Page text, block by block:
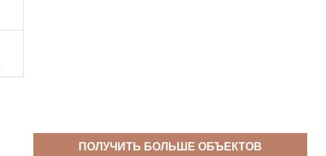
ПОЛУЧИТЬ БОЛЬШЕ ОБЪЕКТОВ